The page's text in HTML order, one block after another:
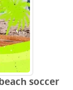
soccer